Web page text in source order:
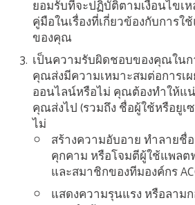
ยอมรับที่จะปฏิบัติตามเงื่อนไขเ
คู่มือในเรื่องที่เกี่ยวข้องกับการ
ของคุณ
เป็นความรับผิดชอบของคุณใน
คุณส่งมีความเหมาะสมต่อการ
ออนไลน์หรือไม่ คุณต้องทำให้แ
คุณส่งไป (รวมถึง ชื่อผู้ใช้หรือยูเ
ไม่
สร้างความอับอาย ทำลายชื่
คุกคาม หรือโจมตีผู้ใช้แพลต
และสมาชิกของทีมองค์กร
แสดงความรุนแรง หรือลาม